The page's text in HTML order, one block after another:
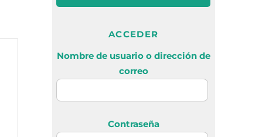
ACCEDER
Nombre de usuario o dirección de
correo
Contraseña